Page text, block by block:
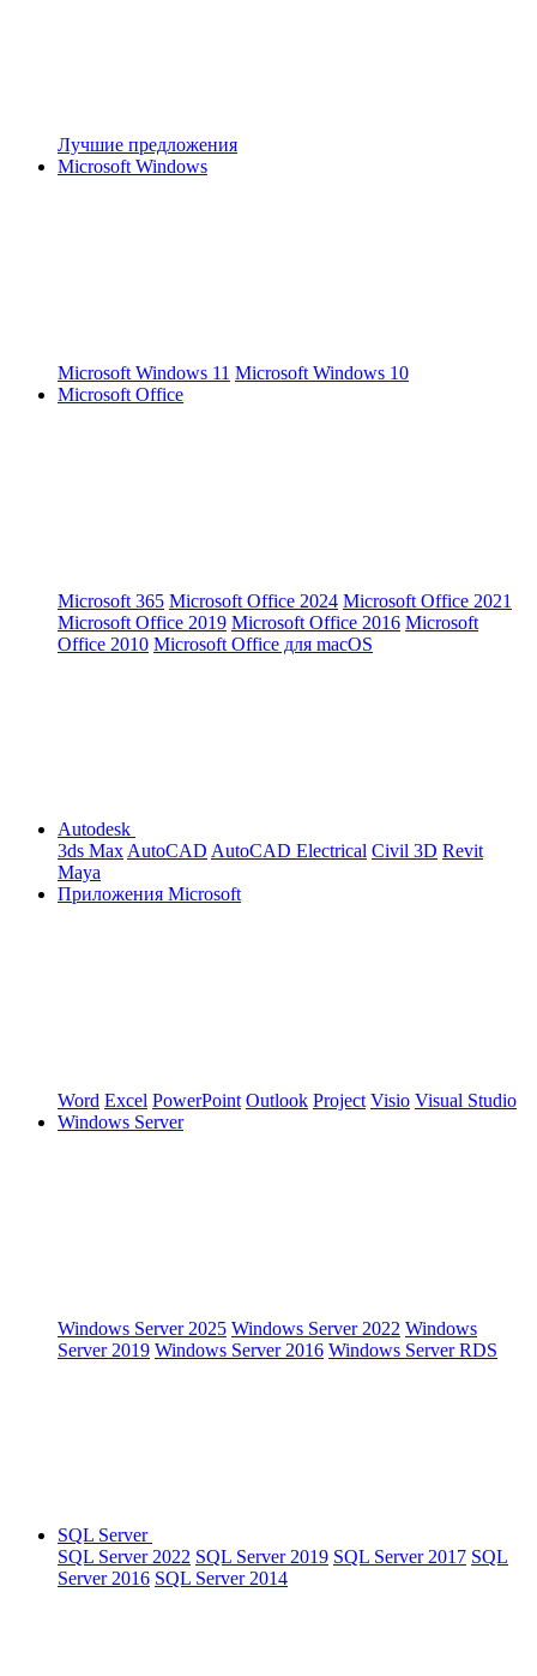
Лучшие предложения
Microsoft Windows
Microsoft Windows 11 Microsoft Windows 10
Microsoft Office
Microsoft 365 Microsoft Office 2024 Microsoft Office 2021
Microsoft Office 2019 Microsoft Office 2016 Microsoft
Office 2010 Microsoft Office для macOS
Autodesk
3ds Max AutoCAD AutoCAD Electrical Civil 3D Revit
Maya
Приложения Microsoft
Word Excel PowerPoint Outlook Project Visio Visual Studio
Windows Server
Windows Server 2025 Windows Server 2022 Windows
Server 2019 Windows Server 2016 Windows Server RDS
SQL Server
SQL Server 2022 SQL Server 2019 SQL Server 2017 SQL
Server 2016 SQL Server 2014